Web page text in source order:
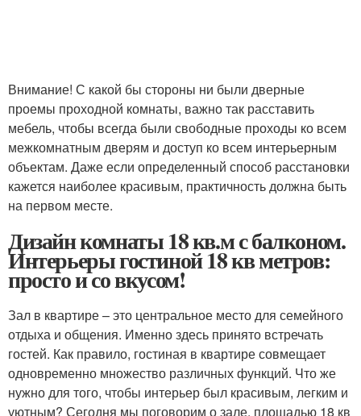
Внимание! С какой бы стороны ни были дверные
проемы проходной комнаты, важно так расставить
мебель, чтобы всегда были свободные проходы ко всем
межкомнатным дверям и доступ ко всем интерьерным
объектам. Даже если определенный способ расстановки
кажется наиболее красивым, практичность должна быть
на первом месте.
Дизайн комнаты 18 кв.м с балконом.
Интерьеры гостиной 18 кв метров:
просто и со вкусом!
Зал в квартире – это центральное место для семейного
отдыха и общения. Именно здесь принято встречать
гостей. Как правило, гостиная в квартире совмещает
одновременно множество различных функций. Что же
нужно для того, чтобы интерьер был красивым, легким и
уютным? Сегодня мы поговорим о зале, площадью 18 кв